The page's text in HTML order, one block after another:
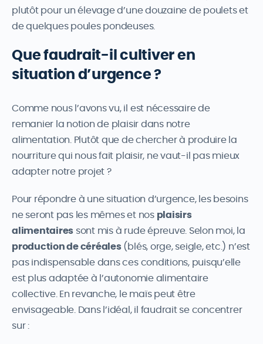
plutôt pour un élevage d’une douzaine de poulets et
de quelques poules pondeuses.
Que faudrait-il cultiver en
situation d’urgence ?
Comme nous l’avons vu, il est nécessaire de
remanier la notion de plaisir dans notre
alimentation. Plutôt que de chercher à produire la
nourriture qui nous fait plaisir, ne vaut-il pas mieux
adapter notre projet ?
Pour répondre à une situation d’urgence, les besoins
ne seront pas les mêmes et nos plaisirs
alimentaires sont mis à rude épreuve. Selon moi, la
production de céréales(blés, orge, seigle, etc.) n’est
pas indispensable dans ces conditions, puisqu’elle
est plus adaptée à l’autonomie alimentaire
collective. En revanche, le maïs peut être
envisageable. Dans l’idéal, il faudrait se concentrer
sur :